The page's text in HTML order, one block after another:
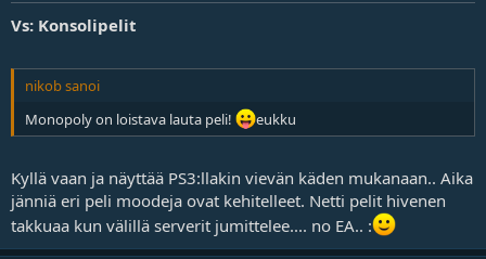
Vs: Konsolipelit
nikob sanoi
Monopoly on loistava lauta peli!
eukku
Kyllä vaan ja näyttää PS3:llakin vievän käden mukanaan.. Aika
jänniä eri peli moodeja ovat kehitelleet. Netti pelit hivenen
takkuaa kun välillä serverit jumittelee.... no EA.. :